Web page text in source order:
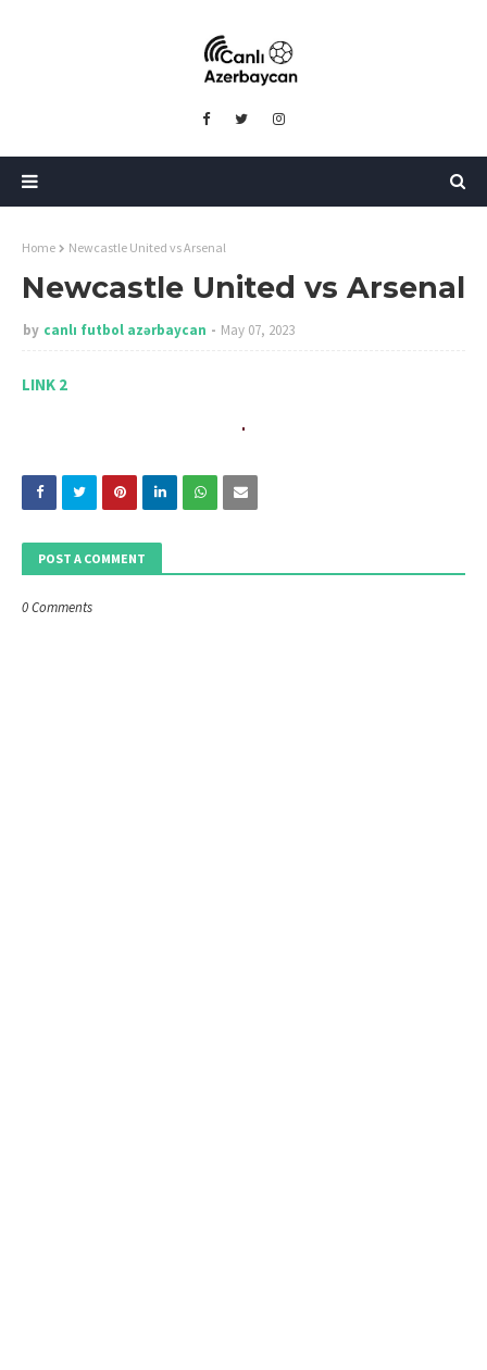
Home Newcastle United vs Arsenal
Newcastle United vs Arsenal
by canlı futbol azərbaycan May 07, 2023
LINK 2
POST A COMMENT
0 Comments